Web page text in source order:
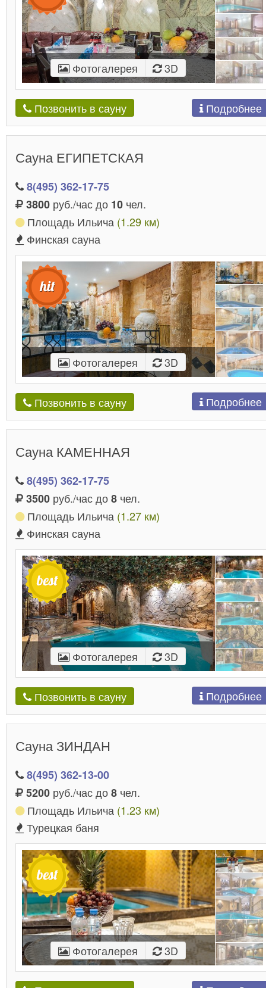
Фотогалерея 3D
Позвонить в сауну Подробнее
Сауна ЕГИПЕТСКАЯ
8(495) 362-17-75
3800 руб./час до 10 чел.
Площадь Ильича (1.29 км)
Финская сауна
Фотогалерея 3D
Позвонить в сауну Подробнее
Сауна КАМЕННАЯ
8(495) 362-17-75
3500 руб./час до8 чел.
Площадь Ильича (1.27 км)
Финская сауна
Фотогалерея 3D
Позвонить в сауну Подробнее
Сауна ЗИНДАН
8(495) 362-13-00
5200 руб./час до8 чел.
Площадь Ильича (1.23 км)
Турецкая баня
Фотогалерея 3D